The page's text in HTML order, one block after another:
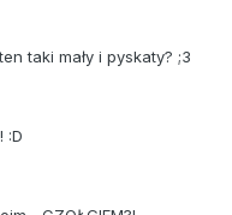
taki mały i pyskaty? ;3
:D